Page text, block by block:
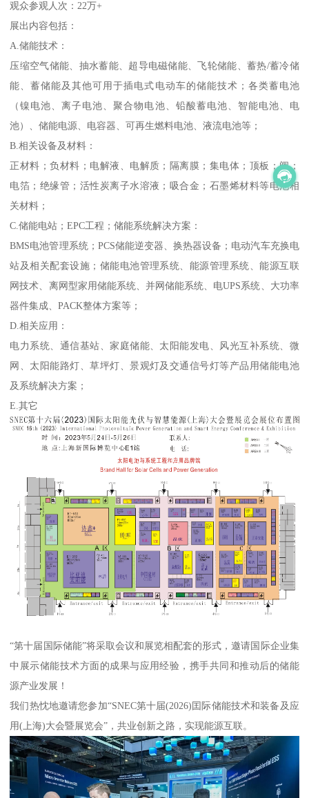
观众参观人次：22万+
展出内容包括：
A.储能技术：
压缩空气储能、抽水蓄能、超导电磁储能、飞轮储能、蓄热/蓄冷储
能、蓄储能及其他可用于插电式电动车的储能技术；各类蓄电池
（镍电池、离子电池、聚合物电池、铅酸蓄电池、智能电池、电
池）、储能电源、电容器、可再生燃料电池、液流电池等；
B.相关设备及材料：
正材料；负材料；电解液、电解质；隔离膜；集电体；顶板；阀；
电箔；绝缘管；活性炭离子水溶液；吸合金；石墨烯材料等电池相
关材料；
C.储能电站；EPC工程；储能系统解决方案：
BMS电池管理系统；PCS储能逆变器、换热器设备；电动汽车充换电
站及相关配套设施；储能电池管理系统、能源管理系统、能源互联
网技术、离网型家用储能系统、并网储能系统、电UPS系统、大功率
器件集成、PACK整体方案等；
D.相关应用：
电力系统、通信基站、家庭储能、太阳能发电、风光互补系统、微
网、太阳能路灯、草坪灯、景观灯及交通信号灯等产品用储能电池
及系统解决方案；
E.其它
“第十届国际储能”将采取会议和展览相配套的形式，邀请国际企业集
中展示储能技术方面的成果与应用经验，携手共同和推动后的储能
源产业发展！
我们热忱地邀请您参加“SNEC第十届(2026)囯际储能技术和装备及应
用(上海)大会暨展览会”，共业创新之路，实现能源互联。